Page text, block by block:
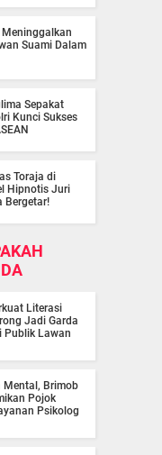
Meninggalkan
Suami Dalam
Sepakat
Kunci Sukses
Toraja di
Hipnotis Juri
Bergetar!
Literasi
Jadi Garda
Publik Lawan
Mental, Brimob
Pojok
Psikolog